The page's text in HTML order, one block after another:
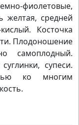
фиолетовые,
желтая, средней
Косточка
Плодоношение
самоплодный.
супеси.
ко многим